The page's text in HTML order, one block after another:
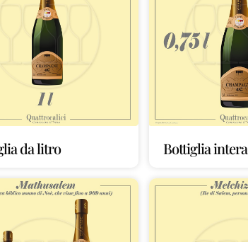
da litro Bottiglia intera